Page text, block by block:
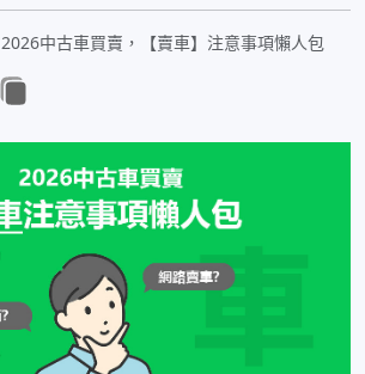
2026中古車買賣，【賣車】注意事項懶人包